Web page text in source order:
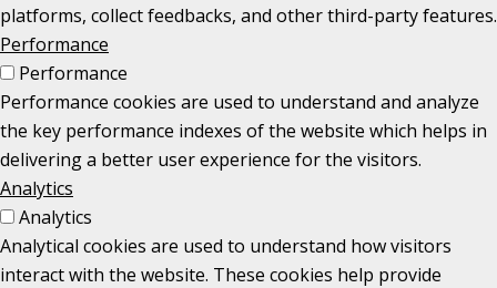
platforms, collect feedbacks, and other third-party features.
Performance
Performance
Performance cookies are used to understand and analyze
the key performance indexes of the website which helps in
delivering a better user experience for the visitors.
Analytics
Analytics
Analytical cookies are used to understand how visitors
interact with the website. These cookies help provide